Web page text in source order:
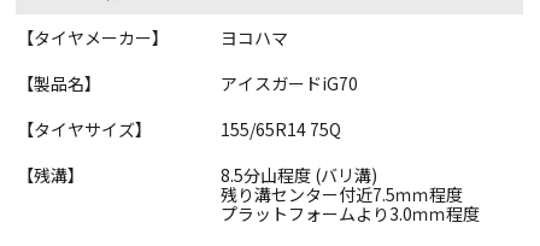
【タイヤメーカー】
ヨコハマ
【製品名】
アイスガードiG70
【タイヤサイズ】
155/65R14 75Q
【残溝】
8.5分山程度 (バリ溝)
残り溝センター付近7.5ｍｍ程度
プラットフォームより3.0ｍｍ程度